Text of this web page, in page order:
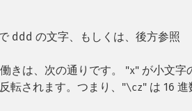
ddd の文字、もしくは、後方参照
きは、次の通りです。 "x" が小文字
転されます。つまり、"\cz" は 16